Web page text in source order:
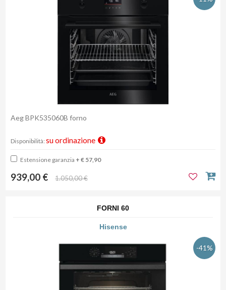
Aeg BPK535060B forno
Disponibilità: su ordinazione
Estensione garanzia + € 57,90
939,00 € 1.050,00 €
FORNI 60
Hisense
-41%